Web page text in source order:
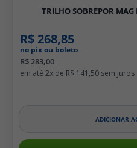
TRILHO SOBREPOR MAG
R$ 268,85
no pix ou boleto
R$ 283,00
2x de R$ 141,50
ADICIONAR